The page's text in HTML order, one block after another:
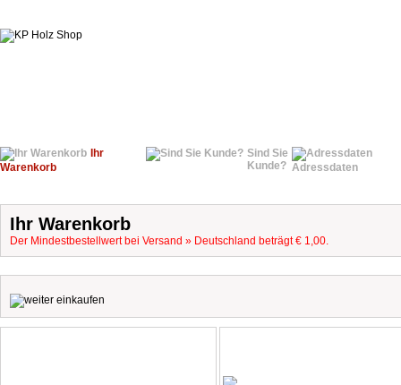
Ihr
Warenkorb
Sind Sie
Kunde? Adressdaten
Ihr Warenkorb
Der Mindestbestellwert bei Versand » Deutschland beträgt € 1,00.